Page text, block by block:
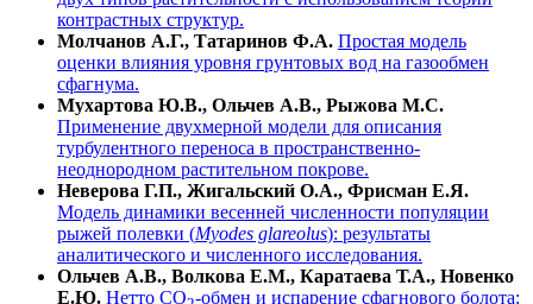
контрастных структур.
Молчанов А.Г., Татаринов Ф.А. Простая модель
оценки влияния уровня грунтовых вод на газообмен
сфагнума.
Мухартова Ю.В., Ольчев А.В., Рыжова М.С.
Применение двухмерной модели для описания
турбулентного переноса в пространственно-
неоднородном растительном покрове.
Неверова Г.П., Жигальский О.А., Фрисман Е.Я.
Модель динамики весенней численности популяции
рыжей полевки (Myodes glareolus): результаты
аналитического и численного исследования.
Ольчев А.В., Волкова Е.М., Каратаева Т.А., Новенко
Е.Ю. Нетто СО -обмен и испарение сфагнового болота: